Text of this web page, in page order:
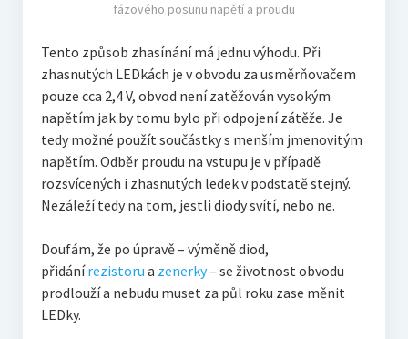
fázového posunu napětí a proudu
Tento způsob zhasínání má jednu výhodu. Při
zhasnutých LEDkách je v obvodu za usměrňovačem
pouze cca 2,4 V, obvod není zatěžován vysokým
napětím jak by tomu bylo při odpojení zátěže. Je
tedy možné použít součástky s menším jmenovitým
napětím. Odběr proudu na vstupu je v případě
rozsvícených i zhasnutých ledek v podstatě stejný.
Nezáleží tedy na tom, jestli diody svítí, nebo ne.
Doufám, že po úpravě – výměně diod,
přidánírezistoru a zenerky– se životnost obvodu
prodlouží a nebudu muset za půl roku zase měnit
LEDky.